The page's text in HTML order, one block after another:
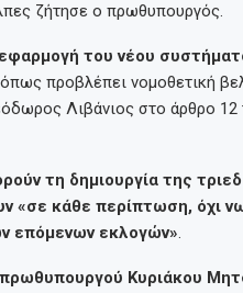
ζήτησε ο πρωθυπουργός.
εφαρμογή του νέου
προβλέπει νομοθετική
Λιβάνιος στο άρθρο 12
τη δημιουργία της
«σε κάθε περίπτωση, όχι
επόμενων εκλογών».
Κυριάκου